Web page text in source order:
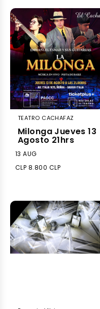
TEATRO CACHAFAZ
Milonga Jueves 13
Agosto 21hrs
13 AUG
CLP 8.800 CLP